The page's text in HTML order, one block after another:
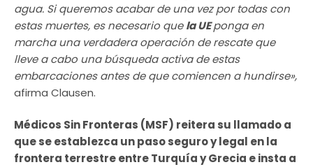
agua. Si queremos acabar de una vez por todas con
estas muertes, es necesario quela UEponga en
marcha una verdadera operación de rescate que
lleve a cabo una búsqueda activa de estas
embarcaciones antes de que comiencen a hundirse»,
afirma Clausen.
Médicos Sin Fronteras (MSF) reitera su llamado a
que se establezca un paso seguro y legal en la
frontera terrestre entre Turquía y Grecia e insta a